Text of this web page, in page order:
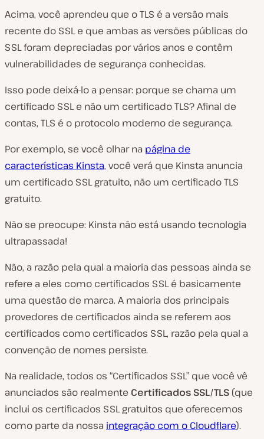
Acima, você aprendeu que o TLS é a versão mais
recente do SSL e que ambas as versões públicas do
SSL foram depreciadas por vários anos e contêm
vulnerabilidades de segurança conhecidas.
Isso pode deixá-lo a pensar: porque se chama um
certificado SSL e não um certificado TLS? Afinal de
contas, TLS é o protocolo moderno de segurança.
Por exemplo, se você olhar na página de
características Kinsta, você verá que Kinsta anuncia
um certificado SSL gratuito, não um certificado TLS
gratuito.
Não se preocupe: Kinsta não está usando tecnologia
ultrapassada!
Não, a razão pela qual a maioria das pessoas ainda se
refere a eles como certificados SSL é basicamente
uma questão de marca. A maioria dos principais
provedores de certificados ainda se referem aos
certificados como certificados SSL, razão pela qual a
convenção de nomes persiste.
Na realidade, todos os “Certificados SSL” que você vê
anunciados são realmente Certificados SSL/TLS (que
inclui os certificados SSL gratuitos que oferecemos
como parte da nossa integração com o Cloudflare).